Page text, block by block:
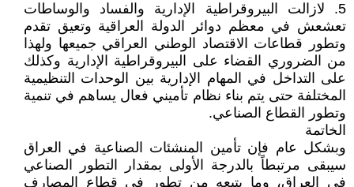
5. لازالت البيروقراطية الإدارية والفساد والوساطات
تعشعش في معظم دوائر الدولة العراقية وتعيق تقدم
وتطور قطاعات الاقتصاد الوطني العراقي جميعها ولهذا
من الضروري القضاء على البيروقراطية الإدارية وكذلك
على التداخل في المهام الإدارية بين الوحدات التنظيمية
المختلفة حتى يتم بناء نظام تأميني فعال يساهم في تنمية
وتطور القطاع الصناعي.
الخاتمة
وبشكل عام فإن تأمين المنشئات الصناعية في العراق
سيبقى مرتبطاً بالدرجة الأولى بمقدار التطور الصناعي
في العراق، وما يتبعه من تطور في قطاع المصارف